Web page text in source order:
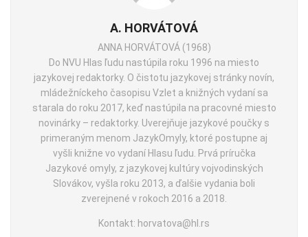
A. HORVÁTOVÁ
ANNA HORVÁTOVÁ (1968)
Do NVU Hlas ľudu nastúpila roku 1996 na miesto
jazykovej redaktorky. O čistotu jazykovej stránky novín,
mládežníckeho časopisu Vzlet a knižných vydaní sa
starala do roku 2017, keď nastúpila na pracovné miesto
novinárky – redaktorky. Uverejňuje jazykové poučky s
primeraným menom JazykOmyly, ktoré postupne aj
vyšli knižne vo vydaní Hlasu ľudu. Prvá príručka
Jazykové omyly, z jazykovej kultúry vojvodinských
Slovákov, vyšla roku 2013, a ďalšie vydania boli
zverejnené v rokoch 2016 a 2018.
Kontakt: horvatova@hl.rs